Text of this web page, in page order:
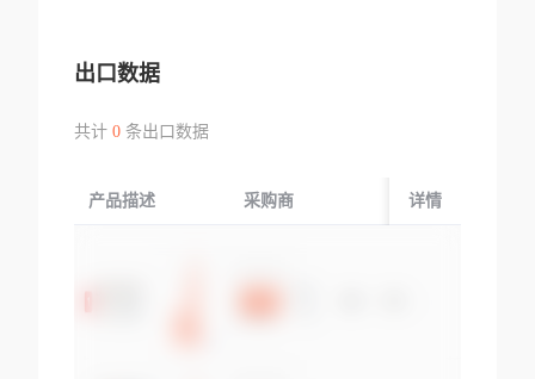
出口数据
共计 0条出口数据
产品描述 采购商 起运国/地区
详情